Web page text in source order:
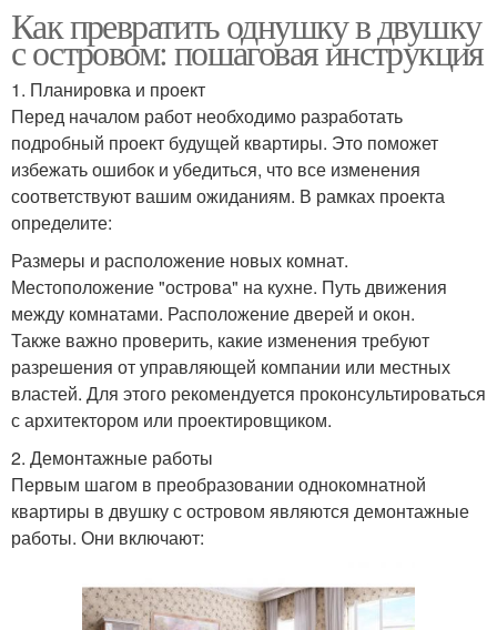
Как превратить однушку в двушку
с островом: пошаговая инструкция
1. Планировка и проект
Перед началом работ необходимо разработать
подробный проект будущей квартиры. Это поможет
избежать ошибок и убедиться, что все изменения
соответствуют вашим ожиданиям. В рамках проекта
определите:
Размеры и расположение новых комнат.
Местоположение "острова" на кухне. Путь движения
между комнатами. Расположение дверей и окон.
Также важно проверить, какие изменения требуют
разрешения от управляющей компании или местных
властей. Для этого рекомендуется проконсультироваться
с архитектором или проектировщиком.
2. Демонтажные работы
Первым шагом в преобразовании однокомнатной
квартиры в двушку с островом являются демонтажные
работы. Они включают: